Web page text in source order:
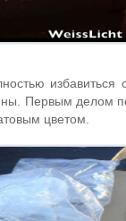
избавиться
Первым делом
цветом.